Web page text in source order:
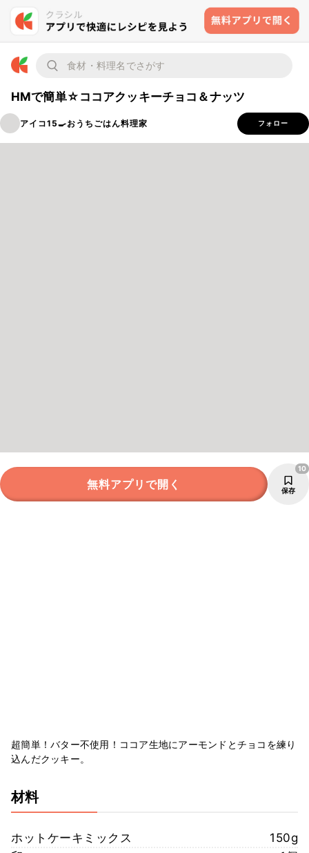
HMで簡単☆ココアクッキーチョコ＆ナッツ
アイコ15🍳おうちごはん料理家 フォロー
無料アプリで開く 保存
10
超簡単！バター不使用！ココア生地にアーモンドとチョコを練り
込んだクッキー。
材料
ホットケーキミックス
150g